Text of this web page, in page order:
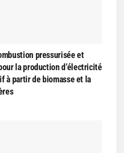
pressurisée et
la production d’électricité
à partir de biomasse et la